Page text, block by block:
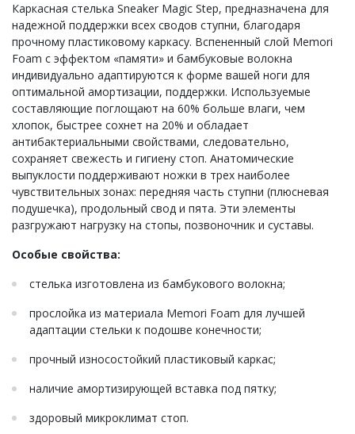
Каркасная стелька Sneaker Magic Step, предназначена для
надежной поддержки всех сводов ступни, благодаря
прочному пластиковому каркасу. Вспененный слой Memori
Foam с эффектом «памяти» и бамбуковые волокна
индивидуально адаптируются к форме вашей ноги для
оптимальной амортизации, поддержки. Используемые
составляющие поглощают на 60% больше влаги, чем
хлопок, быстрее сохнет на 20% и обладает
антибактериальными свойствами, следовательно,
сохраняет свежесть и гигиену стоп. Анатомические
выпуклости поддерживают ножки в трех наиболее
чувствительных зонах: передняя часть ступни (плюсневая
подушечка), продольный свод и пята. Эти элементы
разгружают нагрузку на стопы, позвоночник и суставы.
Особые свойства:
стелька изготовлена ​​из бамбукового волокна;
прослойка из материала Memori Foam для лучшей
адаптации стельки к подошве конечности;
прочный износостойкий пластиковый каркас;
наличие амортизирующей вставка под пятку;
здоровый микроклимат стоп.